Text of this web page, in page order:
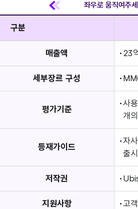
구분
매출액 23
세부장르 구성
평가기준
사
개
등재가이드
자
출시
저작권
지원사항 고